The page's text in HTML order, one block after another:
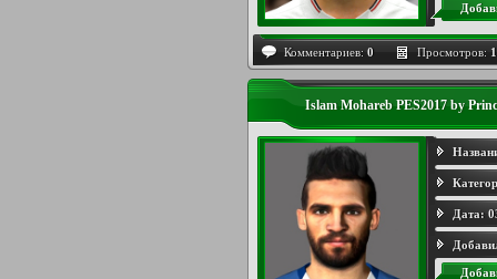
Комментариев: 0 Просмотров:
Islam Mohareb PES2017 by
Дата: